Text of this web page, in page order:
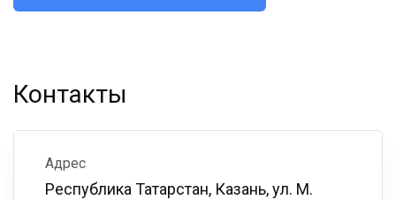
Контакты
Адрес
Республика Татарстан, Казань, ул. М.